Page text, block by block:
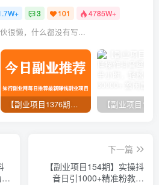
3 101 4785W+
很懒，什么都没有写...
【副业项目1376期】龟课最新闲鱼项目玩法实战教程_全新升级月收益几千到几万
下一篇
【副业项目154期】实操抖
音日引1000+精准粉教程